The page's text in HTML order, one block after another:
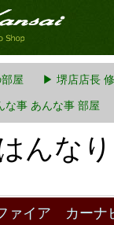
屋 ▶ 堺店店長
事 あんな事 部屋
んな
ァイア カーナ